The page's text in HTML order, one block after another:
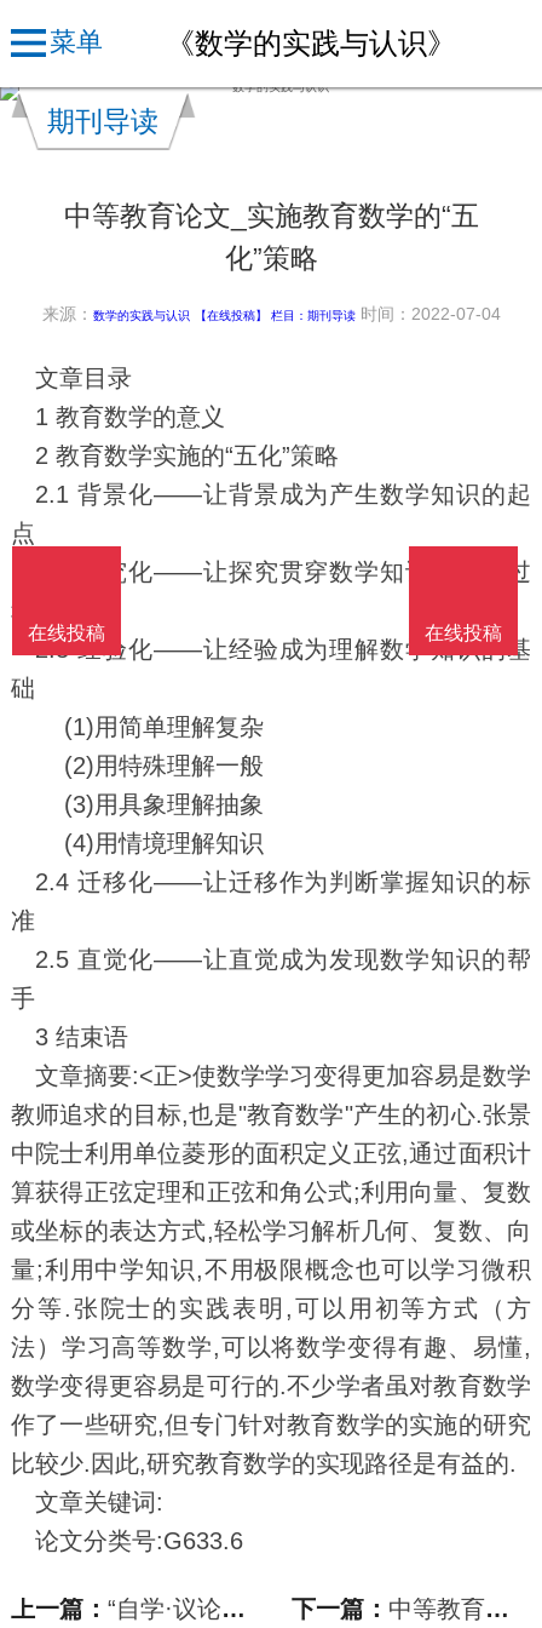
菜单 《数学的实践与认识》
期刊导读
中等教育论文_实施教育数学的“五
化”策略
来源： 数学的实践与认识 【在线投稿】 栏目： 期刊导读时间：2022-07-04
文章目录
1 教育数学的意义
2 教育数学实施的“五化”策略
2.1 背景化——让背景成为产生数学知识的起
点
2.2 探究化——让探究贯穿数学知识生长的过
程
2.3 经验化——让经验成为理解数学知识的基
础
(1)用简单理解复杂
(2)用特殊理解一般
(3)用具象理解抽象
(4)用情境理解知识
2.4 迁移化——让迁移作为判断掌握知识的标
准
2.5 直觉化——让直觉成为发现数学知识的帮
手
3 结束语
文章摘要:<正>使数学学习变得更加容易是数学
教师追求的目标,也是"教育数学"产生的初心.张景
中院士利用单位菱形的面积定义正弦,通过面积计
算获得正弦定理和正弦和角公式;利用向量、复数
或坐标的表达方式,轻松学习解析几何、复数、向
量;利用中学知识,不用极限概念也可以学习微积
分等.张院士的实践表明,可以用初等方式（方
法）学习高等数学,可以将数学变得有趣、易懂,
数学变得更容易是可行的.不少学者虽对教育数学
作了一些研究,但专门针对教育数学的实施的研究
比较少.因此,研究教育数学的实现路径是有益的.
文章关键词:
论文分类号:G633.6
上一篇： “自学·议论·引导”教学法对七年级学生学习 下一篇： 中等教育论文_走向学科育人：“做数学”
在线投稿
在线投稿